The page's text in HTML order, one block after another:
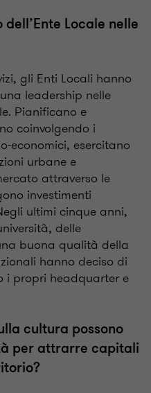
Locale nelle
gli Enti Locali hanno
leadership nelle
Pianificano e
coinvolgendo i
economici, esercitano
urbane e
attraverso le
investimenti
ultimi cinque anni,
delle
buona qualità della
hanno deciso di
i propri headquarter e
cultura possono
per attrarre capitali